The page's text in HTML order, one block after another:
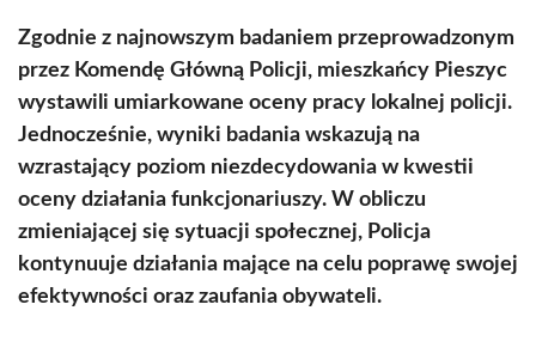
Zgodnie z najnowszym badaniem przeprowadzonym
przez Komendę Główną Policji, mieszkańcy Pieszyc
wystawili umiarkowane oceny pracy lokalnej policji.
Jednocześnie, wyniki badania wskazują na
wzrastający poziom niezdecydowania w kwestii
oceny działania funkcjonariuszy. W obliczu
zmieniającej się sytuacji społecznej, Policja
kontynuuje działania mające na celu poprawę swojej
efektywności oraz zaufania obywateli.